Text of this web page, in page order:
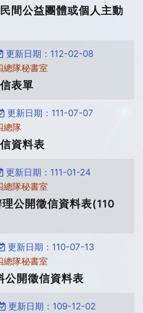
間公益團體或個人主動
更新日期：112-02-08
總隊秘書室
表單
更新日期：111-07-07
總隊
資料表
更新日期：111-01-24
總隊秘書室
公開徵信資料表(110
更新日期：110-07-13
總隊秘書室
公開徵信資料表
更新日期：109-12-02